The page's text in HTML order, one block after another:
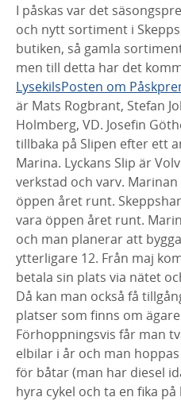
I påskas var det
och nytt sortiment i
butiken, så gamla
men till detta har det
LysekilsPosten om
är Mats Rogbrant, Stefan
Holmberg, VD. Josefin
tillbaka på Slipen efter ett
Marina. Lyckans Slip är
verkstad och varv.
öppen året runt.
vara öppen året runt.
och man planerar att
ytterligare 12. Från maj
betala sin plats via nätet
Då kan man också få
platser som finns om
Förhoppningsvis får man
elbilar i år och man
för båtar (man har diesel
hyra cykel och ta en fika på